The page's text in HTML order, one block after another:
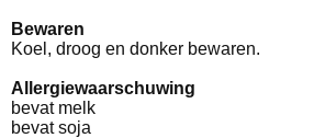
Bewaren
Koel, droog en donker bewaren.
Allergiewaarschuwing
bevat melk
bevat soja